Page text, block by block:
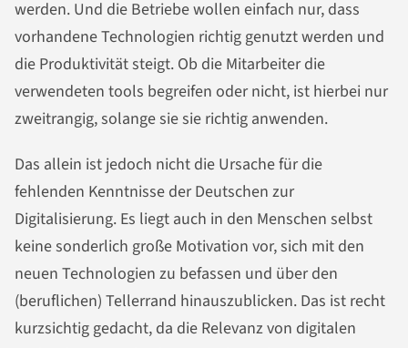
werden. Und die Betriebe wollen einfach nur, dass
vorhandene Technologien richtig genutzt werden und
die Produktivität steigt. Ob die Mitarbeiter die
verwendeten tools begreifen oder nicht, ist hierbei nur
zweitrangig, solange sie sie richtig anwenden.
Das allein ist jedoch nicht die Ursache für die
fehlenden Kenntnisse der Deutschen zur
Digitalisierung. Es liegt auch in den Menschen selbst
keine sonderlich große Motivation vor, sich mit den
neuen Technologien zu befassen und über den
(beruflichen) Tellerrand hinauszublicken. Das ist recht
kurzsichtig gedacht, da die Relevanz von digitalen